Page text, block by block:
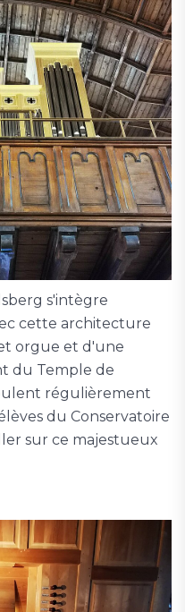
s'intègre
cette architecture
orgue et d'une
du Temple de
régulièrement
du Conservatoire
sur ce majestueux